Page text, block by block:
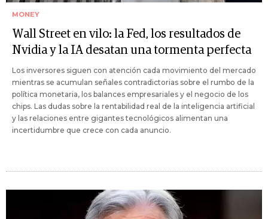
MONEY
Wall Street en vilo: la Fed, los resultados de
Nvidia y la IA desatan una tormenta perfecta
Los inversores siguen con atención cada movimiento del mercado
mientras se acumulan señales contradictorias sobre el rumbo de la
política monetaria, los balances empresariales y el negocio de los
chips. Las dudas sobre la rentabilidad real de la inteligencia artificial
y las relaciones entre gigantes tecnológicos alimentan una
incertidumbre que crece con cada anuncio.